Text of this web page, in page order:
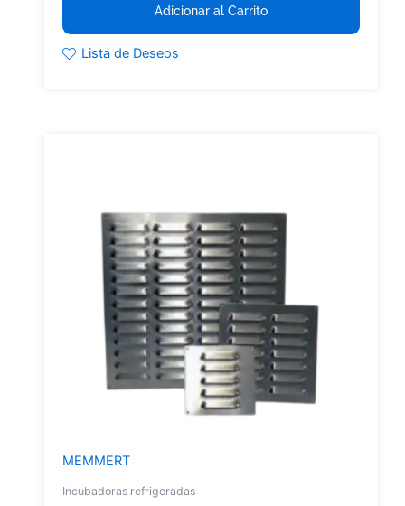
Adicionar al Carrito
Lista de Deseos
MEMMERT
Incubadoras refrigeradas